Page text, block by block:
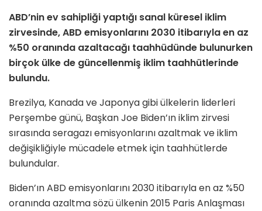
ABD’nin ev sahipliği yaptığı sanal küresel iklim
zirvesinde, ABD emisyonlarını 2030 itibarıyla en az
%50 oranında azaltacağı taahhüdünde bulunurken
birçok ülke de güncellenmiş iklim taahhütlerinde
bulundu.
Brezilya, Kanada ve Japonya gibi ülkelerin liderleri
Perşembe günü, Başkan Joe Biden’ın iklim zirvesi
sırasında seragazı emisyonlarını azaltmak ve iklim
değişikliğiyle mücadele etmek için taahhütlerde
bulundular.
Biden’ın ABD emisyonlarını 2030 itibarıyla en az %50
oranında azaltma sözü ülkenin 2015 Paris Anlaşması